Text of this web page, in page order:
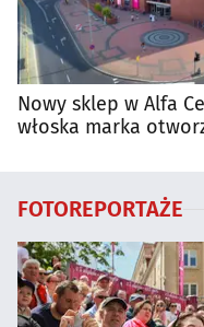
Nowy sklep w Alfa
włoska marka
FOTOREPORTAŻE